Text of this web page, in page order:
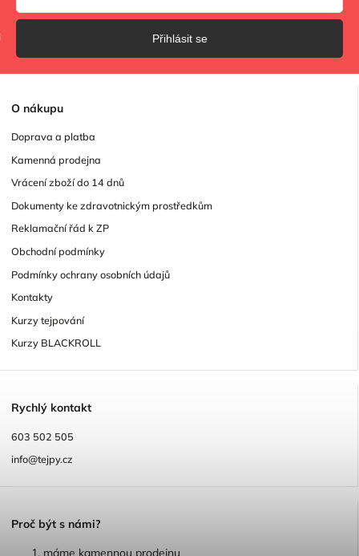
O nákupu
Doprava a platba
Kamenná prodejna
Vrácení zboží do 14 dnů
Dokumenty ke zdravotnickým prostředkům
Reklamační řád k ZP
Obchodní podmínky
Podmínky ochrany osobních údajů
Kontakty
Kurzy tejpování
Kurzy BLACKROLL
Rychlý kontakt
603 502 505
info@tejpy.cz
Proč být s námi?
Přihlásit se